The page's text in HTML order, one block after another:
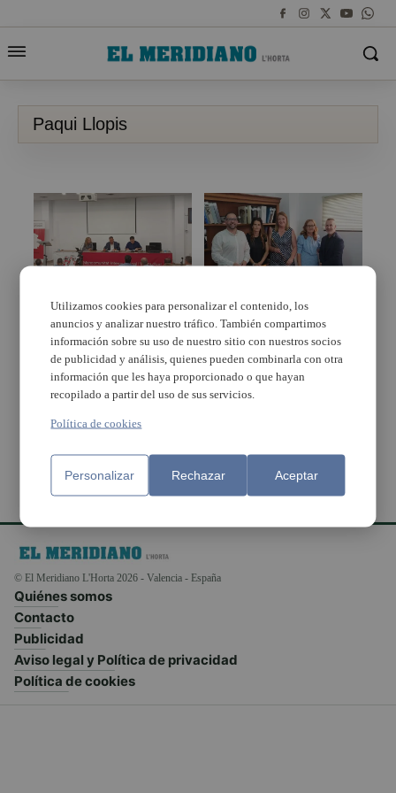
Paqui Llopis
Maribel Albalat, Jesús
Monzó y Paqui Llopis
ocuparán las
vicepresidencias de la
Mancomunitat de
l’Horta Sud
Paqui Llopis gobernará
en Llocnou de la
Corona sin oposición
© El Meridiano L'Horta 2026 - Valencia - España
Quiénes somos
Contacto
Publicidad
Aviso legal y Política de privacidad
Política de cookies
Utilizamos cookies para personalizar el contenido, los
anuncios y analizar nuestro tráfico. También compartimos
información sobre su uso de nuestro sitio con nuestros socios
de publicidad y análisis, quienes pueden combinarla con otra
información que les haya proporcionado o que hayan
recopilado a partir del uso de sus servicios.
Política de cookies
Personalizar Rechazar Aceptar